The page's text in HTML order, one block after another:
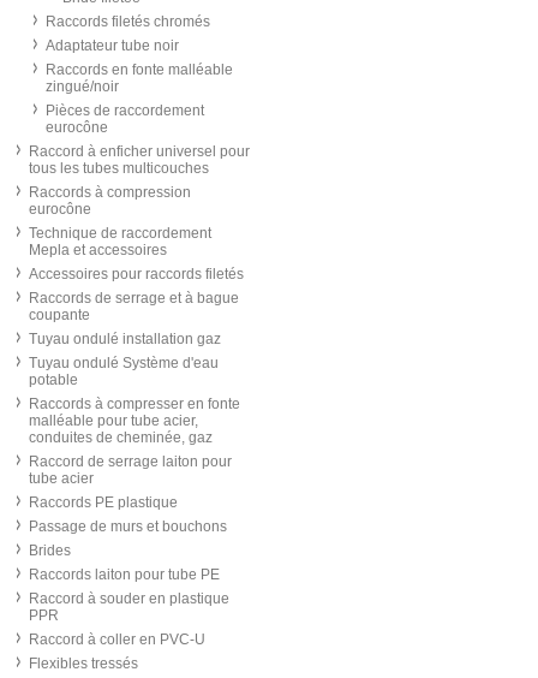
Raccords filetés chromés
Adaptateur tube noir
Raccords en fonte malléable
zingué/noir
Pièces de raccordement
eurocône
Raccord à enficher universel pour
tous les tubes multicouches
Raccords à compression
eurocône
Technique de raccordement
Mepla et accessoires
Accessoires pour raccords filetés
Raccords de serrage et à bague
coupante
Tuyau ondulé installation gaz
Tuyau ondulé Système d'eau
potable
Raccords à compresser en fonte
malléable pour tube acier,
conduites de cheminée, gaz
Raccord de serrage laiton pour
tube acier
Raccords PE plastique
Passage de murs et bouchons
Brides
Raccords laiton pour tube PE
Raccord à souder en plastique
PPR
Raccord à coller en PVC-U
Flexibles tressés